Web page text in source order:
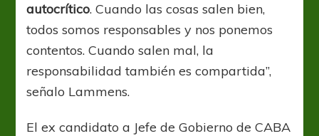
autocrítico. Cuando las cosas salen bien,
todos somos responsables y nos ponemos
contentos. Cuando salen mal, la
responsabilidad también es compartida”,
señalo Lammens.
El ex candidato a Jefe de Gobierno de CABA